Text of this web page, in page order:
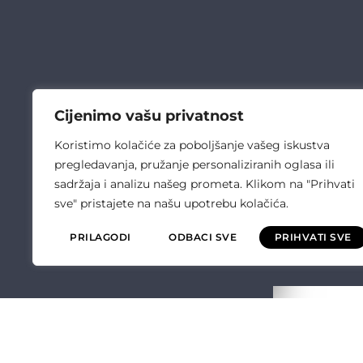
Cijenimo vašu privatnost
Koristimo kolačiće za poboljšanje vašeg iskustva
pregledavanja, pružanje personaliziranih oglasa ili
sadržaja i analizu našeg prometa. Klikom na "Prihvati
sve" pristajete na našu upotrebu kolačića.
PRILAGODI ODBACI SVE PRIHVATI SVE